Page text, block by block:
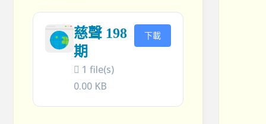
慈聲 198
期
1 file(s)
0.00 KB
下載